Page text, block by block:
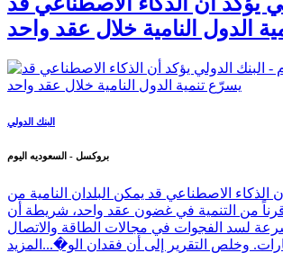
الدول النامية خلال عقد واحد
البنك الدولي
بروكسل - السعوديه اليوم
الذكاء الاصطناعي قد يمكن البلدان النامية من
من التنمية في غضون عقد واحد، شريطة أن
لسد الفجوات في مجالات الطاقة والاتصال
وخلص التقرير إلى أن فقدان الو�... المزيد